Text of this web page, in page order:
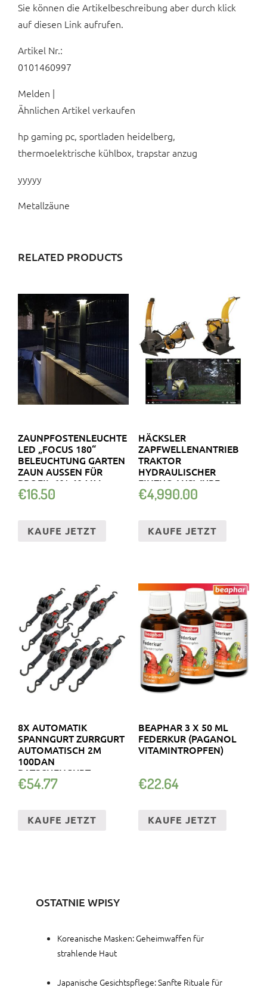
Sie können die Artikelbeschreibung aber durch klick
auf diesen Link aufrufen.
Artikel Nr.:
0101460997
Melden |
Ähnlichen Artikel verkaufen
hp gaming pc, sportladen heidelberg,
thermoelektrische kühlbox, trapstar anzug
yyyyy
Metallzäune
RELATED PRODUCTS
ZAUNPFOSTENLEUCHTE
LED „FOCUS 180“
BELEUCHTUNG GARTEN
ZAUN AUSSEN FÜR P
ROFIL 60* 40 MM
€16.50
KAUFE JETZT
HÄCKSLER
ZAPFWELLENANTRIEB
TRAKTOR
HYDRAULISCHER
EINZUG AUSWURF
SCHWENKBAR ÄSTE
€4,990.00
KAUFE JETZT
8X AUTOMATIK
SPANNGURT ZURRGURT
AUTOMATISCH 2M
100DAN
RATSCHENGURT
€54.77
KAUFE JETZT
BEAPHAR 3 X 50 ML
FEDERKUR (PAGANOL
VITAMINTROPFEN)
€22.64
KAUFE JETZT
OSTATNIE WPISY
Koreanische Masken: Geheimwaffen für
strahlende Haut
Japanische Gesichtspflege: Sanfte Rituale für